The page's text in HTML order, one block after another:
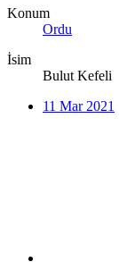
Konum
Ordu
İsim
Bulut Kefeli
11 Mar 2021